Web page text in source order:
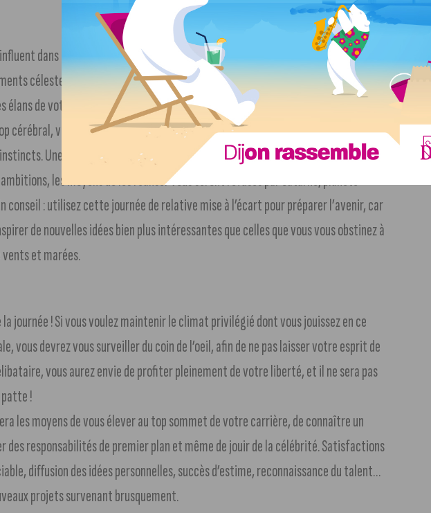
dans le domaine du coeur que d’habitude. Mais que vous importera, natifs
célestes s’activeront pour vous rendre d’humeur amoureuse. Et Mars ne
de votre coeur s’accompagneront cette fois d’un net regain de sensualité.
cérébral, vous oublierez complètement d’analyser ce qui vous arrive pour ne plus
Une rencontre importante semble dans l’air pour les solitaires.
les moyens de les réaliser vous seront refusés par Saturne, planète
: utilisez cette journée de relative mise à l’écart pour préparer l’avenir, car
de nouvelles idées bien plus intéressantes que celles que vous vous obstinez à
et marées.
journée ! Si vous voulez maintenir le climat privilégié dont vous jouissez en ce
vous devrez vous surveiller du coin de l’oeil, afin de ne pas laisser votre esprit de
vous aurez envie de profiter pleinement de votre liberté, et il ne sera pas
!
les moyens de vous élever au top sommet de votre carrière, de connaître un
des responsabilités de premier plan et même de jouir de la célébrité. Satisfactions
diffusion des idées personnelles, succès d’estime, reconnaissance du talent…
projets survenant brusquement.